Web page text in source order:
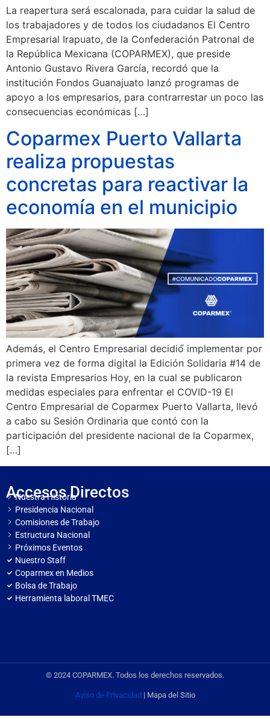
La reapertura será escalonada, para cuidar la salud de
los trabajadores y de todos los ciudadanos El Centro
Empresarial Irapuato, de la Confederación Patronal de
la República Mexicana (COPARMEX), que preside
Antonio Gustavo Rivera García, recordó que la
institución Fondos Guanajuato lanzó programas de
apoyo a los empresarios, para contrarrestar un poco las
consecuencias económicas […]
Coparmex Puerto Vallarta
realiza propuestas
concretas para reactivar la
economía en el municipio
Además, el Centro Empresarial decidió́ implementar por
primera vez de forma digital la Edición Solidaria #14 de
la revista Empresarios Hoy, en la cual se publicaron
medidas especiales para enfrentar el COVID-19 El
Centro Empresarial de Coparmex Puerto Vallarta, llevó
a cabo su Sesión Ordinaria que contó con la
participación del presidente nacional de la Coparmex,
[…]
Accesos Directos
Nuestra Historia
Presidencia Nacional
Comisiones de Trabajo
Estructura Nacional
Próximos Eventos
Nuestro Staff
Coparmex en Medios
Bolsa de Trabajo
Herramienta laboral TMEC
© 2024 COPARMEX. Todos los derechos reservados.
Aviso de Privacidad | Mapa del Sitio